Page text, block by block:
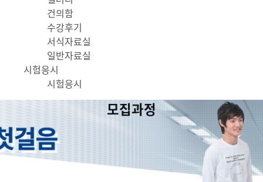
건의함
수강후기
서식자료실
일반자료실
시험응시
시험응시
모집과정